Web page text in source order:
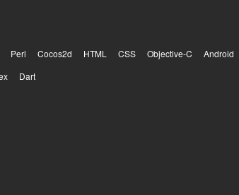
Perl Cocos2d HTML CSS Objective-C Android
Dart